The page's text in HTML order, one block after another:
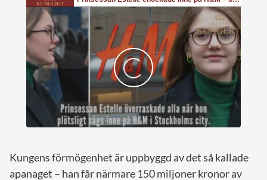
Kungens förmögenhet är uppbyggd av det så kallade
apanaget – han får närmare 150 miljoner kronor av